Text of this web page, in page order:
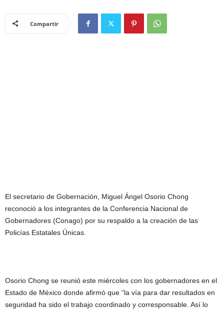
Compartir
El secretario de Gobernación, Miguel Ángel Osorio Chong
reconoció a los integrantes de la Conferencia Nacional de
Gobernadores (Conago) por su respaldo a la creación de las
Policías Estatales Únicas.
Osorio Chong se reunió este miércoles con los gobernadores en el
Estado de México donde afirmó que “la vía para dar resultados en
seguridad ha sido el trabajo coordinado y corresponsable. Así lo